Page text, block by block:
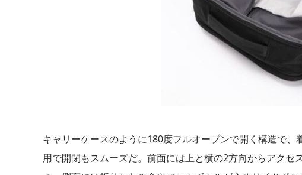
キャリーケースのように180度フルオープンで開く構造で
用で開閉もスムーズだ。前面には上と横の2方向からアク